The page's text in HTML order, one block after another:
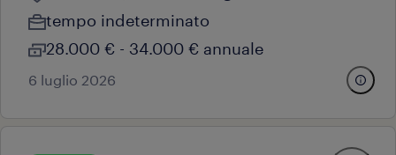
tempo indeterminato
28.000 € - 34.000 € annuale
6 luglio 2026